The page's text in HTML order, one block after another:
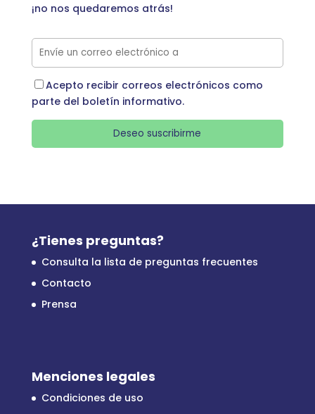
¡no nos quedaremos atrás!
Acepto recibir correos electrónicos como
parte del boletín informativo.
Deseo suscribirme
¿Tienes preguntas?
Consulta la lista de preguntas frecuentes
Contacto
Prensa
Menciones legales
Condiciones de uso